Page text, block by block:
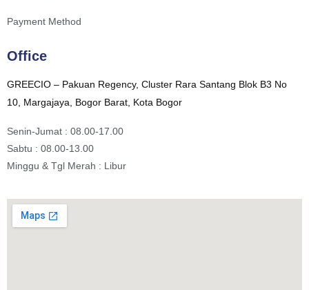
Payment Method
Office
GREECIO – Pakuan Regency, Cluster Rara Santang Blok B3 No
10, Margajaya, Bogor Barat, Kota Bogor
Senin-Jumat : 08.00-17.00
Sabtu : 08.00-13.00
Minggu & Tgl Merah : Libur